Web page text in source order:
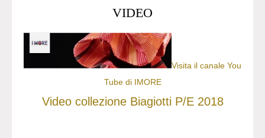
VIDEO
Visita il canale You
Tube di IMORE
Video collezione Biagiotti P/E 2018